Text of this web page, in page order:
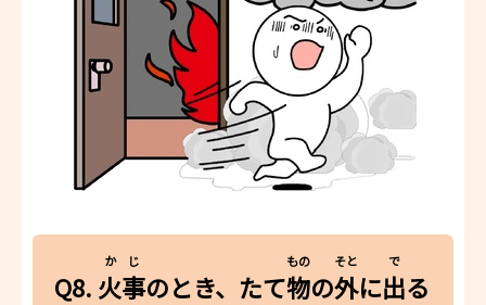
Q8. 火事
かじ
のとき、たて物
もの
の外
そと
に出
で
る